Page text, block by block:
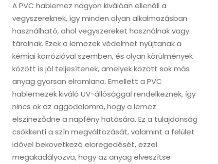
A PVC hablemez nagyon kiválóan ellenáll a
vegyszereknek, így minden olyan alkalmazásban
használható, ahol vegyszereket használnak vagy
tárolnak. Ezek a lemezek védelmet nyújtanak a
kémiai korrózióval szemben, és olyan körülmények
között is jól teljesítenek, amelyek között sok más
anyag gyorsan elromlana. Emellett a PVC
hablemezek kiváló UV-állósággal rendelkeznek, így
nincs ok az aggodalomra, hogy a lemez
elszíneződne a napfény hatására. Ez a tulajdonság
csökkenti a szín megváltozását, valamint a felület
idővel bekövetkező elöregedését, ezzel
megakadályozva, hogy az anyag elveszítse